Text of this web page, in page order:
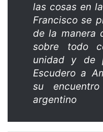
las cosas en
Francisco se
de la manera
sobre todo
unidad y de
Escudero a
su
argentino